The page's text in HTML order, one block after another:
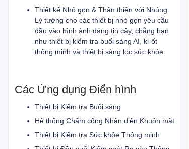
Thiết kế Nhỏ gọn & Thân thiện với Nhúng
Lý tưởng cho các thiết bị nhỏ gọn yêu cầu
đầu vào hình ảnh đáng tin cậy, chẳng hạn
như thiết bị kiểm tra buổi sáng AI, ki-ốt
thông minh và thiết bị sàng lọc sức khỏe.
Các Ứng dụng Điển hình
Thiết bị Kiểm tra Buổi sáng
Hệ thống Chấm công Nhận diện Khuôn mặt
Thiết bị Kiểm tra Sức khỏe Thông minh